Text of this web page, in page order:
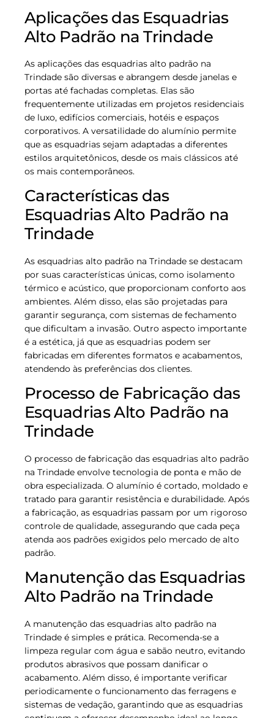
Aplicações das Esquadrias
Alto Padrão na Trindade
As aplicações das esquadrias alto padrão na
Trindade são diversas e abrangem desde janelas e
portas até fachadas completas. Elas são
frequentemente utilizadas em projetos residenciais
de luxo, edifícios comerciais, hotéis e espaços
corporativos. A versatilidade do alumínio permite
que as esquadrias sejam adaptadas a diferentes
estilos arquitetônicos, desde os mais clássicos até
os mais contemporâneos.
Características das
Esquadrias Alto Padrão na
Trindade
As esquadrias alto padrão na Trindade se destacam
por suas características únicas, como isolamento
térmico e acústico, que proporcionam conforto aos
ambientes. Além disso, elas são projetadas para
garantir segurança, com sistemas de fechamento
que dificultam a invasão. Outro aspecto importante
é a estética, já que as esquadrias podem ser
fabricadas em diferentes formatos e acabamentos,
atendendo às preferências dos clientes.
Processo de Fabricação das
Esquadrias Alto Padrão na
Trindade
O processo de fabricação das esquadrias alto padrão
na Trindade envolve tecnologia de ponta e mão de
obra especializada. O alumínio é cortado, moldado e
tratado para garantir resistência e durabilidade. Após
a fabricação, as esquadrias passam por um rigoroso
controle de qualidade, assegurando que cada peça
atenda aos padrões exigidos pelo mercado de alto
padrão.
Manutenção das Esquadrias
Alto Padrão na Trindade
A manutenção das esquadrias alto padrão na
Trindade é simples e prática. Recomenda-se a
limpeza regular com água e sabão neutro, evitando
produtos abrasivos que possam danificar o
acabamento. Além disso, é importante verificar
periodicamente o funcionamento das ferragens e
sistemas de vedação, garantindo que as esquadrias